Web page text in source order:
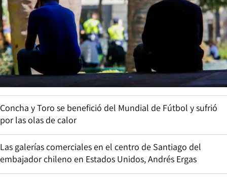
Concha y Toro se benefició del Mundial de Fútbol y sufrió
por las olas de calor
Las galerías comerciales en el centro de Santiago del
embajador chileno en Estados Unidos, Andrés Ergas